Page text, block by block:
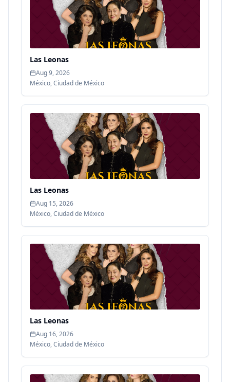
Las Leonas
Aug 9, 2026
México,Ciudad de México
Las Leonas
Aug 15, 2026
México,Ciudad de México
Las Leonas
Aug 16, 2026
México,Ciudad de México